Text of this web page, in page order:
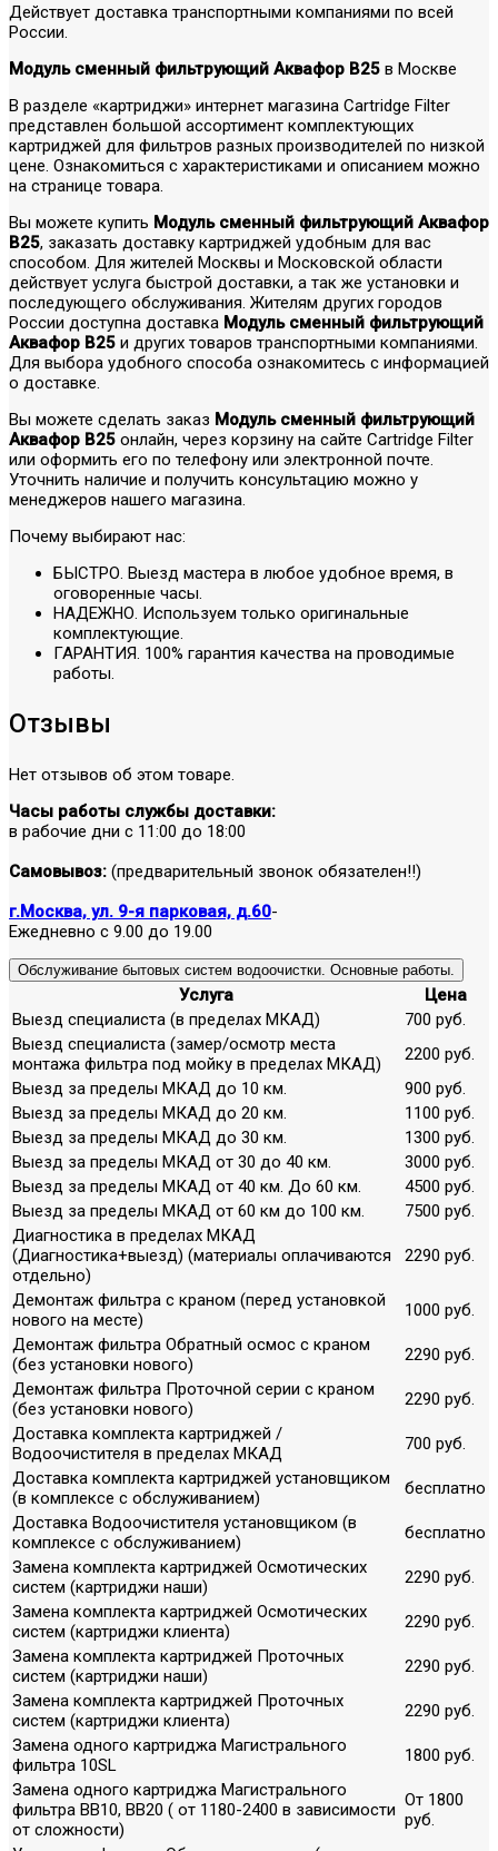
Действует доставка транспортными компаниями по всей
России.
Модуль сменный фильтрующий Аквафор В25 в Москве
В разделе «картриджи» интернет магазина Cartridge Filter
представлен большой ассортимент комплектующих
картриджей для фильтров разных производителей по низкой
цене. Ознакомиться с характеристиками и описанием можно
на странице товара.
Вы можете купить Модуль сменный фильтрующий Аквафор
В25, заказать доставку картриджей удобным для вас
способом. Для жителей Москвы и Московской области
действует услуга быстрой доставки, а так же установки и
последующего обслуживания. Жителям других городов
России доступна доставка Модуль сменный фильтрующий
Аквафор В25 и других товаров транспортными компаниями.
Для выбора удобного способа ознакомитесь с информацией
о доставке.
Вы можете сделать заказ Модуль сменный фильтрующий
Аквафор В25 онлайн, через корзину на сайте Cartridge Filter
или оформить его по телефону или электронной почте.
Уточнить наличие и получить консультацию можно у
менеджеров нашего магазина.
Почему выбирают нас:
БЫСТРО. Выезд мастера в любое удобное время, в
оговоренные часы.
НАДЕЖНО. Используем только оригинальные
комплектующие.
ГАРАНТИЯ. 100% гарантия качества на проводимые
работы.
Отзывы
Нет отзывов об этом товаре.
Часы работы службы доставки:
в рабочие дни с 11:00 до 18:00
Самовывоз: (предварительный звонок обязателен!!)
г.Москва, ул. 9-я парковая, д.60-
Ежедневно с 9.00 до 19.00
Обслуживание бытовых систем водоочистки. Основные работы.
Услуга
Цена
Выезд специалиста (в пределах МКАД)
700 руб.
Выезд специалиста (замер/осмотр места
монтажа фильтра под мойку в пределах МКАД)
2200 руб.
Выезд за пределы МКАД до 10 км.
900 руб.
Выезд за пределы МКАД до 20 км.
1100 руб.
Выезд за пределы МКАД до 30 км.
1300 руб.
Выезд за пределы МКАД от 30 до 40 км.
3000 руб.
Выезд за пределы МКАД от 40 км. До 60 км.
4500 руб.
Выезд за пределы МКАД от 60 км до 100 км.
7500 руб.
Диагностика в пределах МКАД
(Диагностика+выезд) (материалы оплачиваются
отдельно)
2290 руб.
Демонтаж фильтра с краном (перед установкой
нового на месте)
1000 руб.
Демонтаж фильтра Обратный осмос с краном
(без установки нового)
2290 руб.
Демонтаж фильтра Проточной серии с краном
(без установки нового)
2290 руб.
Доставка комплекта картриджей /
Водоочистителя в пределах МКАД
700 руб.
Доставка комплекта картриджей установщиком
(в комплексе с обслуживанием)
бесплатно
Доставка Водоочистителя установщиком (в
комплексе с обслуживанием)
бесплатно
Замена комплекта картриджей Осмотических
систем (картриджи наши)
2290 руб.
Замена комплекта картриджей Осмотических
систем (картриджи клиента)
2290 руб.
Замена комплекта картриджей Проточных
систем (картриджи наши)
2290 руб.
Замена комплекта картриджей Проточных
систем (картриджи клиента)
2290 руб.
Замена одного картриджа Магистрального
фильтра 10SL
1800 руб.
Замена одного картриджа Магистрального
фильтра ВВ10, ВВ20 ( от 1180-2400 в зависимости
от сложности)
От 1800
руб.